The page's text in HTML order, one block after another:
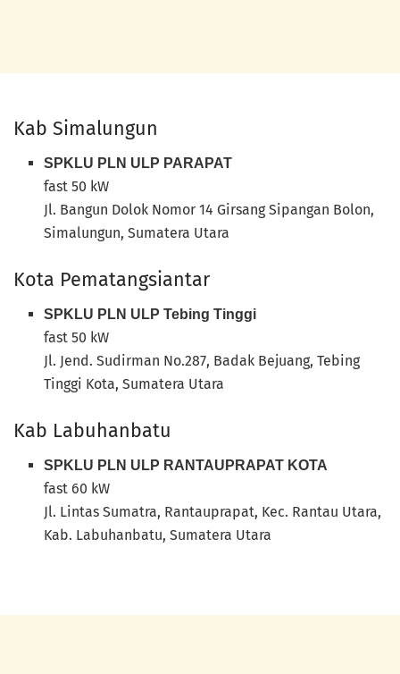
Kab Simalungun
SPKLU PLN ULP PARAPAT
fast 50 kW
Jl. Bangun Dolok Nomor 14 Girsang Sipangan Bolon,
Simalungun, Sumatera Utara
Kota Pematangsiantar
SPKLU PLN ULP Tebing Tinggi
fast 50 kW
Jl. Jend. Sudirman No.287, Badak Bejuang, Tebing
Tinggi Kota, Sumatera Utara
Kab Labuhanbatu
SPKLU PLN ULP RANTAUPRAPAT KOTA
fast 60 kW
Jl. Lintas Sumatra, Rantauprapat, Kec. Rantau Utara,
Kab. Labuhanbatu, Sumatera Utara